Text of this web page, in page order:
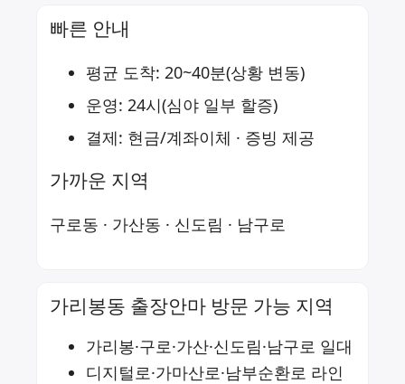
빠른 안내
평균 도착: 20~40분(상황 변동)
운영: 24시(심야 일부 할증)
결제: 현금/계좌이체 · 증빙 제공
가까운 지역
구로동 · 가산동 · 신도림 · 남구로
가리봉동 출장안마 방문 가능 지역
가리봉·구로·가산·신도림·남구로 일대
디지털로·가마산로·남부순환로 라인